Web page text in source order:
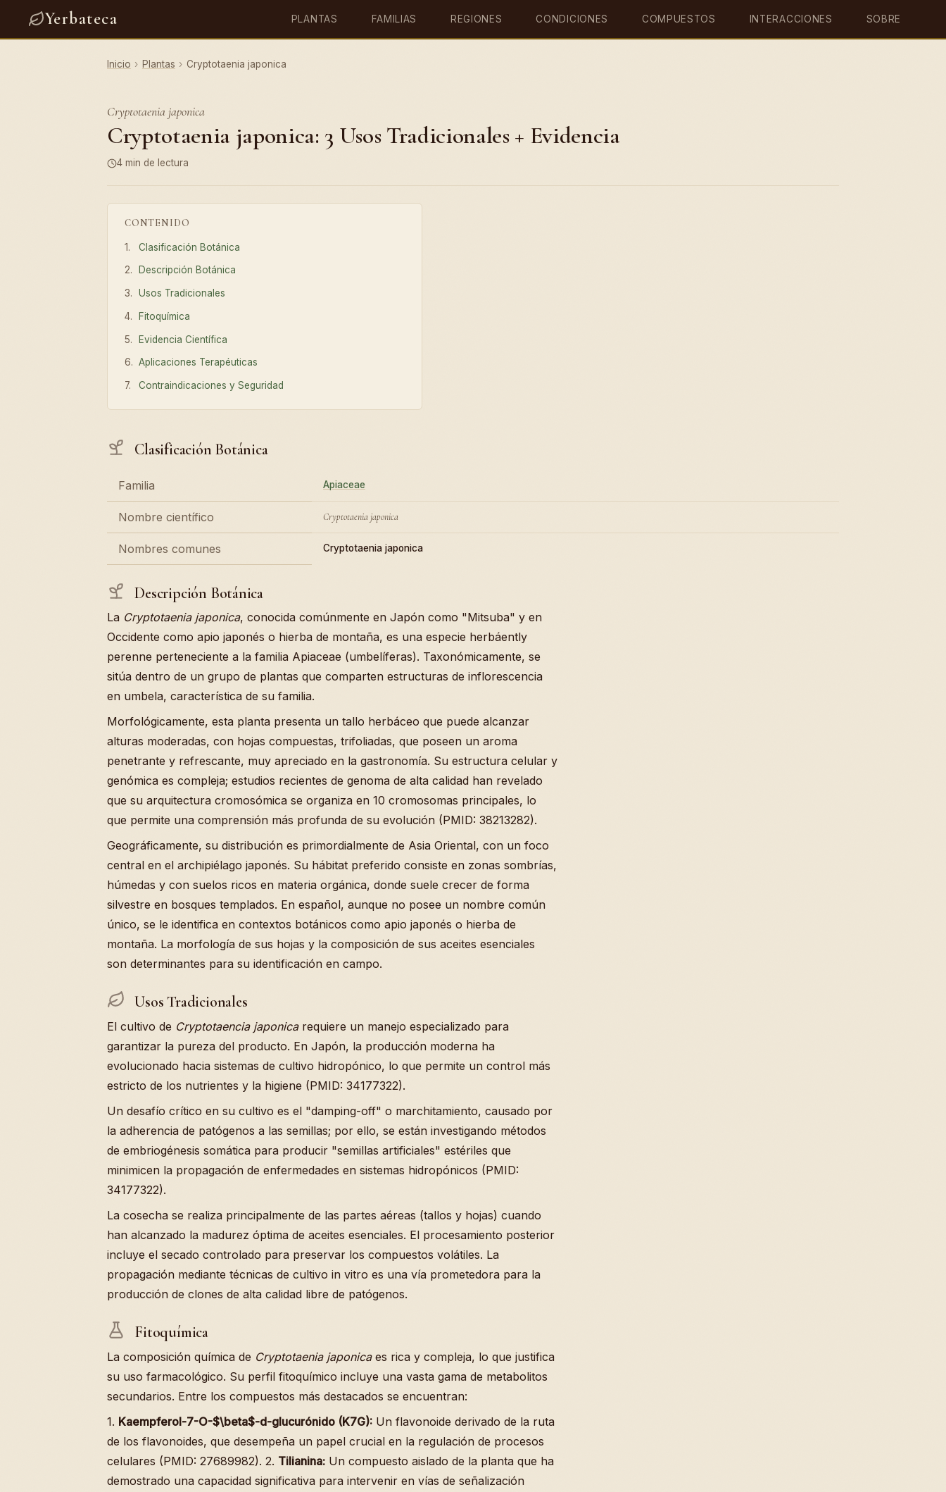
Yerbateca PLANTAS FAMILIAS REGIONES CONDICIONES COMPUESTOS INTERACCIONES SOBRE
Inicio › Plantas › Cryptotaenia japonica
Cryptotaenia japonica
Cryptotaenia japonica: 3 Usos Tradicionales + Evidencia
4 min de lectura
CONTENIDO
Clasificación Botánica
Descripción Botánica
Usos Tradicionales
Fitoquímica
Evidencia Científica
Aplicaciones Terapéuticas
Contraindicaciones y Seguridad
Clasificación Botánica
Familia Apiaceae
Nombre científico Cryptotaenia japonica
Nombres comunes Cryptotaenia japonica
Descripción Botánica
La Cryptotaenia japonica, conocida comúnmente en Japón como "Mitsuba" y en
Occidente como apio japonés o hierba de montaña, es una especie herbáently
perenne perteneciente a la familia Apiaceae (umbelíferas). Taxonómicamente, se
sitúa dentro de un grupo de plantas que comparten estructuras de inflorescencia
en umbela, característica de su familia.
Morfológicamente, esta planta presenta un tallo herbáceo que puede alcanzar
alturas moderadas, con hojas compuestas, trifoliadas, que poseen un aroma
penetrante y refrescante, muy apreciado en la gastronomía. Su estructura celular y
genómica es compleja; estudios recientes de genoma de alta calidad han revelado
que su arquitectura cromosómica se organiza en 10 cromosomas principales, lo
que permite una comprensión más profunda de su evolución (PMID: 38213282).
Geográficamente, su distribución es primordialmente de Asia Oriental, con un foco
central en el archipiélago japonés. Su hábitat preferido consiste en zonas sombrías,
húmedas y con suelos ricos en materia orgánica, donde suele crecer de forma
silvestre en bosques templados. En español, aunque no posee un nombre común
único, se le identifica en contextos botánicos como apio japonés o hierba de
montaña. La morfología de sus hojas y la composición de sus aceites esenciales
son determinantes para su identificación en campo.
Usos Tradicionales
El cultivo de Cryptotaencia japonicarequiere un manejo especializado para
garantizar la pureza del producto. En Japón, la producción moderna ha
evolucionado hacia sistemas de cultivo hidropónico, lo que permite un control más
estricto de los nutrientes y la higiene (PMID: 34177322).
Un desafío crítico en su cultivo es el "damping-off" o marchitamiento, causado por
la adherencia de patógenos a las semillas; por ello, se están investigando métodos
de embriogénesis somática para producir "semillas artificiales" estériles que
minimicen la propagación de enfermedades en sistemas hidropónicos (PMID:
34177322).
La cosecha se realiza principalmente de las partes aéreas (tallos y hojas) cuando
han alcanzado la madurez óptima de aceites esenciales. El procesamiento posterior
incluye el secado controlado para preservar los compuestos volátiles. La
propagación mediante técnicas de cultivo in vitro es una vía prometedora para la
producción de clones de alta calidad libre de patógenos.
Fitoquímica
La composición química de Cryptotaenia japonicaes rica y compleja, lo que justifica
su uso farmacológico. Su perfil fitoquímico incluye una vasta gama de metabolitos
secundarios. Entre los compuestos más destacados se encuentran:
1. Kaempferol-7-O-$\beta$-d-glucurónido (K7G): Un flavonoide derivado de la ruta
de los flavonoides, que desempeña un papel crucial en la regulación de procesos
celulares (PMID: 27689982). 2. Tilianina: Un compuesto aislado de la planta que ha
demostrado una capacidad significativa para intervenir en vías de señalización